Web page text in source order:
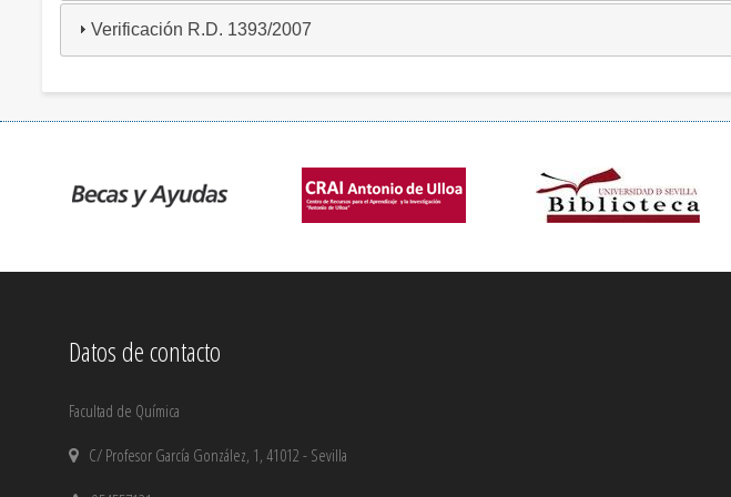
Verificación R.D. 1393/2007
Datos de contacto
Facultad de Química
C/ Profesor García González, 1, 41012 - Sevilla